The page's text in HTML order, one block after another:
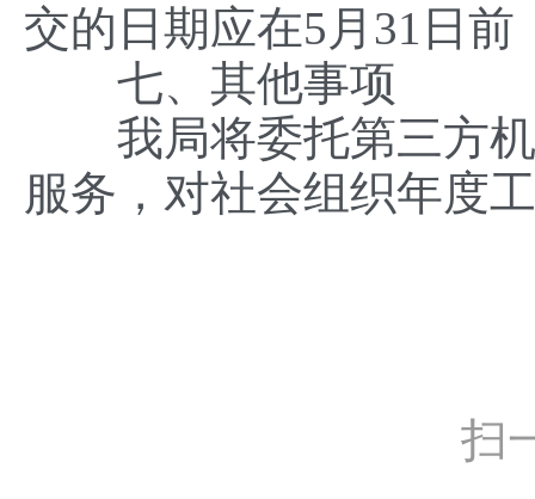
交的日期应在5月31日
七、其他事项
我局将委托第三方机
服务，对社会组织年度
扫